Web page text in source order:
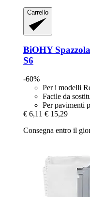
Carrello
BiOHY
S6
-60%
Per i modelli
Facile da
Per pavimenti
€ 6,11 € 15,29
Consegna entro il